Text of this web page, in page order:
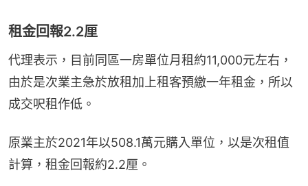
租金回報2.2厘
代理表示，目前同區一房單位月租約11,000元左右，
由於是次業主急於放租加上租客預繳一年租金，所以
成交呎租作低。
原業主於2021年以508.1萬元購入單位，以是次租值
計算，租金回報約2.2厘。